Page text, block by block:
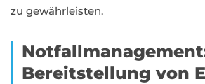
zu gewährleisten.
Bereitstellung von